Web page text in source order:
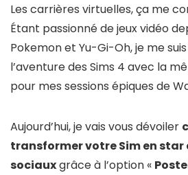
Les carrières virtuelles, ça me
Étant passionné de jeux vidéo
Pokemon et Yu-Gi-Oh, je me
l’aventure des Sims 4 avec la
pour mes sessions épiques de
Aujourd’hui, je vais vous dévoiler
transformer votre Sim en star
sociauxgrâce à l’option «